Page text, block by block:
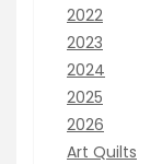
2022
2023
2024
2025
2026
Art Quilts